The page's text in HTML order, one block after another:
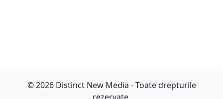
© 2026 Distinct New Media - Toate drepturile